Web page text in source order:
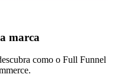
marca
como o Full Funnel